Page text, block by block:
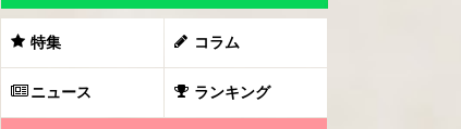
特集 コラム
ニュース ランキング